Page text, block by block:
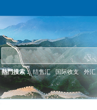
熱門搜索： 结售汇 国际收支 外汇